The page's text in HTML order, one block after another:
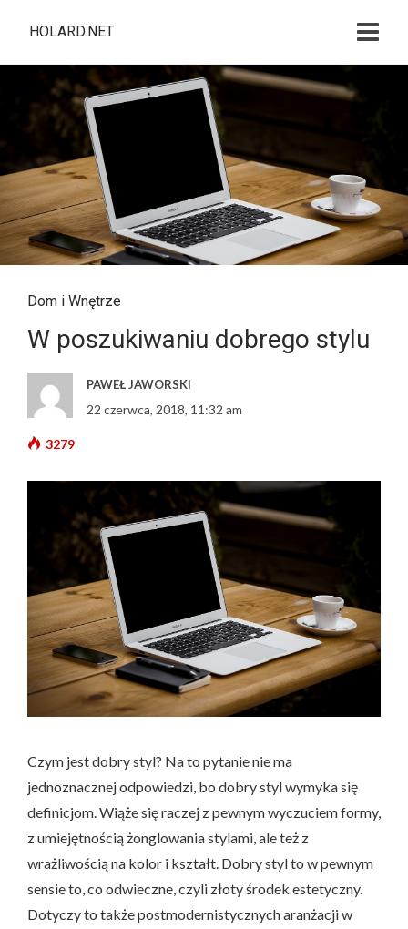
HOLARD.NET
Dom i Wnętrze
W poszukiwaniu dobrego stylu
PAWEŁ JAWORSKI
22 czerwca, 2018, 11:32 am
3279
Czym jest dobry styl? Na to pytanie nie ma
jednoznacznej odpowiedzi, bo dobry styl wymyka się
definicjom. Wiąże się raczej z pewnym wyczuciem formy,
z umiejętnością żonglowania stylami, ale też z
wrażliwością na kolor i kształt. Dobry styl to w pewnym
sensie to, co odwieczne, czyli złoty środek estetyczny.
Dotyczy to także postmodernistycznych aranżacji w